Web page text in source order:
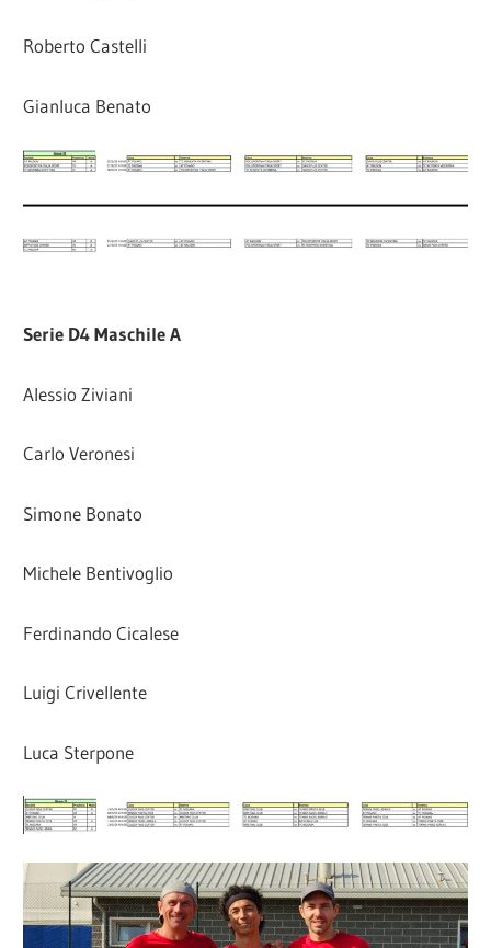
Roberto Castelli
Gianluca Benato
Serie D4 Maschile A
Alessio Ziviani
Carlo Veronesi
Simone Bonato
Michele Bentivoglio
Ferdinando Cicalese
Luigi Crivellente
Luca Sterpone